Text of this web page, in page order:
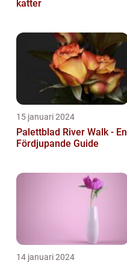
katter
15 januari 2024
Palettblad River Walk - En
Fördjupande Guide
14 januari 2024